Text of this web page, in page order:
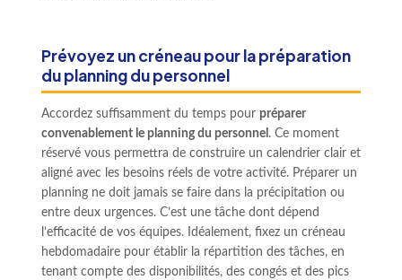
Prévoyez un créneau pour la préparation
du planning du personnel
Accordez suffisamment du temps pour préparer
convenablement le planning du personnel . Ce moment
réservé vous permettra de construire un calendrier clair et
aligné avec les besoins réels de votre activité. Préparer un
planning ne doit jamais se faire dans la précipitation ou
entre deux urgences. C’est une tâche dont dépend
l’efficacité de vos équipes. Idéalement, fixez un créneau
hebdomadaire pour établir la répartition des tâches, en
tenant compte des disponibilités, des congés et des pics